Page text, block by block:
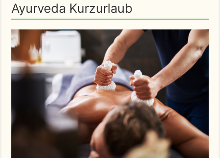
Ayurveda Kurzurlaub